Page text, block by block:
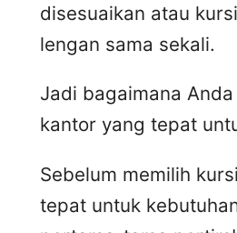
disesuaikan atau
lengan sama sekali.
Jadi bagaimana
kantor yang tepat
Sebelum memilih
tepat untuk